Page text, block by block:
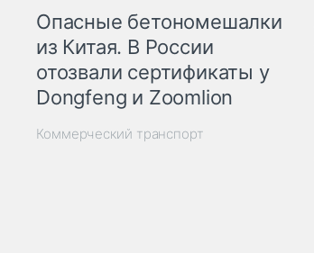
Опасные бетономешалки
из Китая. В России
отозвали сертификаты у
Dongfeng и Zoomlion
Коммерческий транспорт